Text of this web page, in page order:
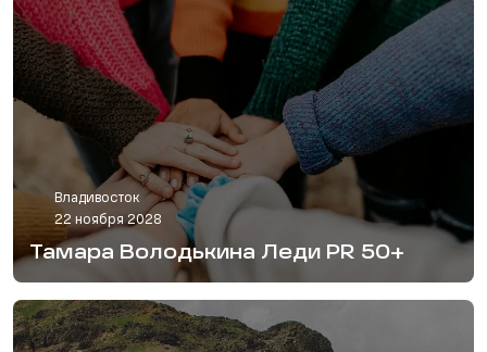
Владивосток
22 ноября 2028
Тамара Володькина Леди PR 50+